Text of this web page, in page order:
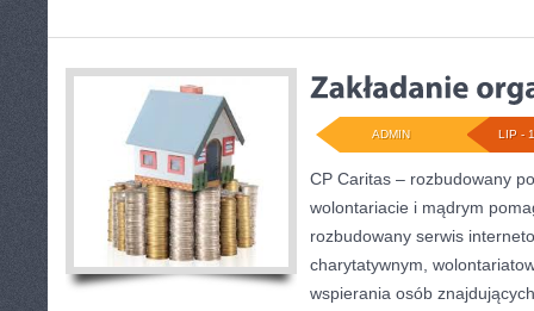
LIP -
ADMIN
CP Caritas – rozbudowany
wolontariacie i mądrym
rozbudowany serwis
charytatywnym,
wspierania osób